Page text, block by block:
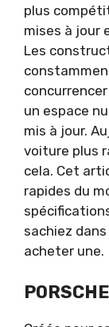
plus
mises à jour
Les
un espace
mis à jour.
voiture plus
cela. Cet
rapides du
sachiez
acheter une.